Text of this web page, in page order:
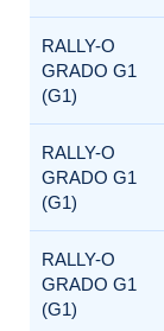
RALLY-O
GRADO G1
(G1)
RALLY-O
GRADO G1
(G1)
RALLY-O
GRADO G1
(G1)